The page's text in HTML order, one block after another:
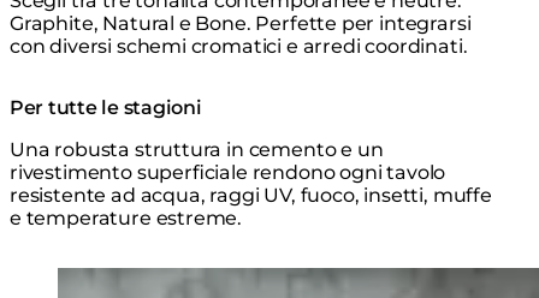
Graphite, Natural e Bone. Perfette per integrarsi
con diversi schemi cromatici e arredi coordinati.
Per tutte le stagioni
Una robusta struttura in cemento e un
rivestimento superficiale rendono ogni tavolo
resistente ad acqua, raggi UV, fuoco, insetti, muffe
e temperature estreme.
Loading image...